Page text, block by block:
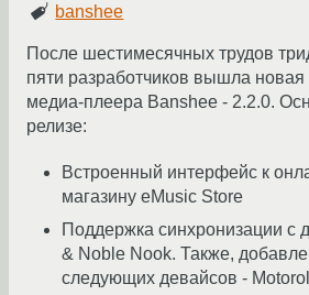
banshee
После шестимесячных трудов
пяти разработчиков вышла новая
медиа-плеера Banshee - 2.2.0.
релизе:
Встроенный интерфейс к
магазину eMusic Store
Поддержка синхронизации с
& Noble Nook. Также,
следующих девайсов -